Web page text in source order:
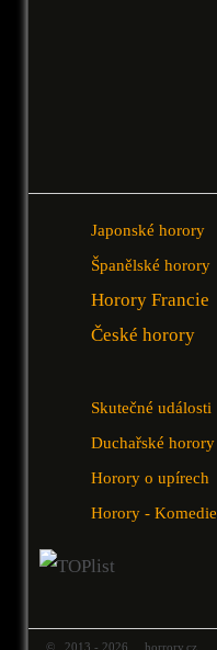
Japonské horory
Španělské horory
Horory Francie
České horory
Skutečné události
Duchařské horory
Horory o upírech
Horory - Komedie
© 2013 - 2026 horrory.cz